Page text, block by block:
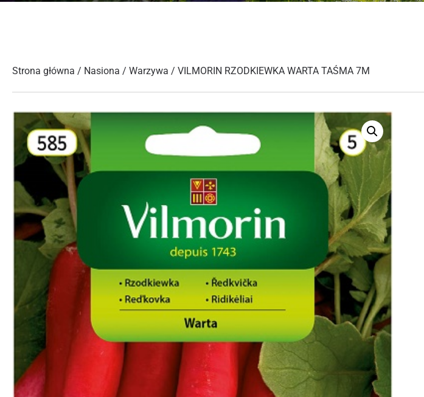
Strona główna / Nasiona / Warzywa / VILMORIN RZODKIEWKA WARTA TAŚMA 7M